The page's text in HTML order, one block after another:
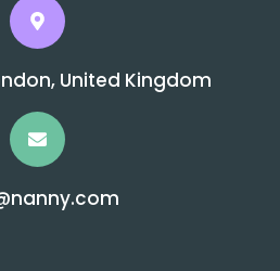
United Kingdom